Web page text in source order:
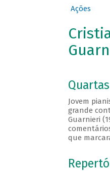
Ações
Jovem
grande
Guarnieri
que